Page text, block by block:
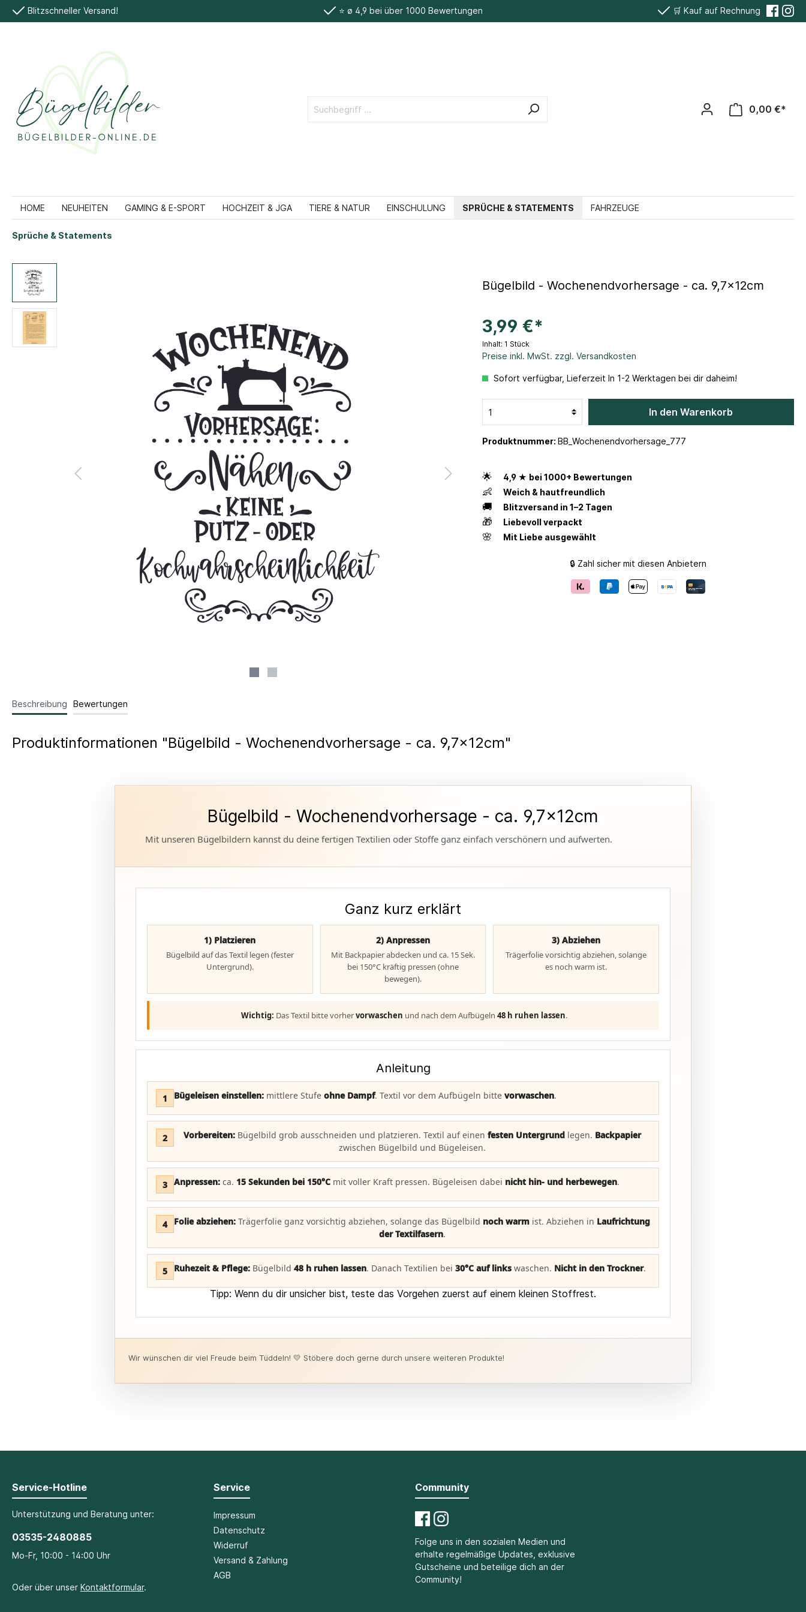
Blitzschneller Versand! ⭐️ ø 4,9 bei über 1000 Bewertungen 🛒 Kauf auf Rechnung
0,00 €*
HOME NEUHEITEN GAMING & E-SPORT HOCHZEIT & JGA TIERE & NATUR EINSCHULUNG SPRÜCHE & STATEMENTS FAHRZEUGE
Sprüche & Statements
Bügelbild - Wochenendvorhersage - ca. 9,7x12cm
3,99 €*
Inhalt: 1 Stück
Preise inkl. MwSt. zzgl. Versandkosten
Sofort verfügbar, Lieferzeit In 1-2 Werktagen bei dir daheim!
In den Warenkorb
Produktnummer: BB_Wochenendvorhersage_777
🌟 4,9 ★ bei 1000+ Bewertungen
👶 Weich & hautfreundlich
🚚 Blitzversand in 1–2 Tagen
🎁 Liebevoll verpackt
🌸 Mit Liebe ausgewählt
🔒 Zahl sicher mit diesen Anbietern
Beschreibung Bewertungen
Produktinformationen "Bügelbild - Wochenendvorhersage - ca. 9,7x12cm"
Bügelbild - Wochenendvorhersage - ca. 9,7x12cm
Mit unseren Bügelbildern kannst du deine fertigen Textilien oder Stoffe ganz einfach verschönern und aufwerten.
Ganz kurz erklärt
1) Platzieren
Bügelbild auf das Textil legen (fester
Untergrund).
2) Anpressen
Mit Backpapier abdecken und ca. 15 Sek.
bei 150°C kräftig pressen (ohne
bewegen).
3) Abziehen
Trägerfolie vorsichtig abziehen, solange
es noch warm ist.
Wichtig: Das Textil bitte vorhervorwaschen und nach dem Aufbügeln 48 h ruhen lassen.
Anleitung
1 Bügeleisen einstellen: mittlere Stufe ohne Dampf. Textil vor dem Aufbügeln bitte vorwaschen.
2 Vorbereiten:Bügelbild grob ausschneiden und platzieren. Textil auf einen festen Untergrundlegen. Backpapier
zwischen Bügelbild und Bügeleisen.
3 Anpressen: ca. 15 Sekunden bei 150°C mit voller Kraft pressen. Bügeleisen dabei nicht hin- und herbewegen.
4 Folie abziehen: Trägerfolie ganz vorsichtig abziehen, solange das Bügelbild noch warm ist. Abziehen in Laufrichtung
der Textilfasern.
5 Ruhezeit & Pflege: Bügelbild 48 h ruhen lassen. Danach Textilien bei 30°C auf links waschen. Nicht in den Trockner.
Tipp: Wenn du dir unsicher bist, teste das Vorgehen zuerst auf einem kleinen Stoffrest.
Wir wünschen dir viel Freude beim Tüddeln! 💛 Stöbere doch gerne durch unsere weiteren Produkte!
Service-Hotline
Unterstützung und Beratung unter:
03535-2480885
Mo-Fr, 10:00 - 14:00 Uhr
Oder über unser Kontaktformular.
Service
Impressum
Datenschutz
Widerruf
Versand & Zahlung
AGB
Community
Folge uns in den sozialen Medien und
erhalte regelmäßige Updates, exklusive
Gutscheine und beteilige dich an der
Community!